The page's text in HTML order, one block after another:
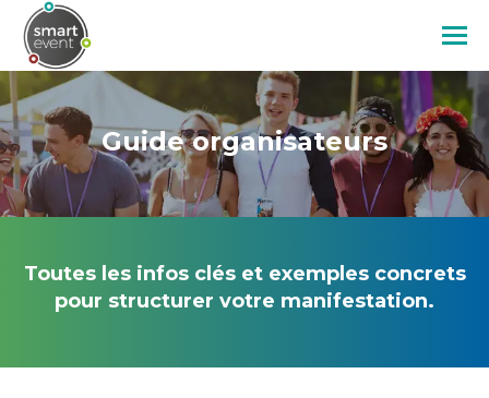
Aller
contenu
principal
Image
Guide organisateurs
Toutes les infos clés et exemples concrets
pour structurer votre manifestation.